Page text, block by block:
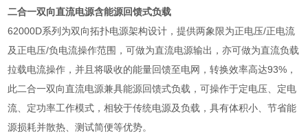
二合一双向直流电源含能源回馈式负载
62000D系列为双向拓扑电源架构设计，提供两象限为正电压/正电流
及正电压/负电流操作范围，可做为直流电源输出，亦可做为直流负载
拉载电流操作，并且将吸收的能量回馈至电网，转换效率高达93% ，
此二合一双向直流电源兼具能源回馈式负载，可操作于定电压、定电
流、定功率工作模式，相较于传统电源及负载，具有体积小、节省能
源损耗并散热、测试简便等优势。